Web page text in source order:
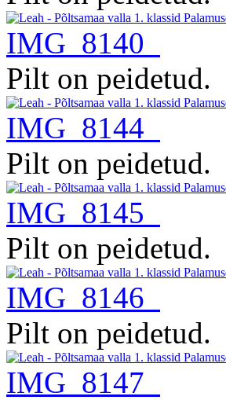
IMG_8140
Pilt on peidetud.
IMG_8144
Pilt on peidetud.
IMG_8145
Pilt on peidetud.
IMG_8146
Pilt on peidetud.
IMG_8147